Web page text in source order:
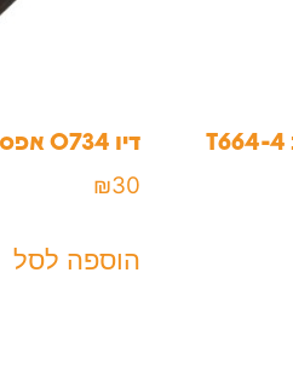
בקבוק דיו מקורי צהוב T664-4
דיו 0734 אפסון תואם צהוב
₪30
הוספה לסל